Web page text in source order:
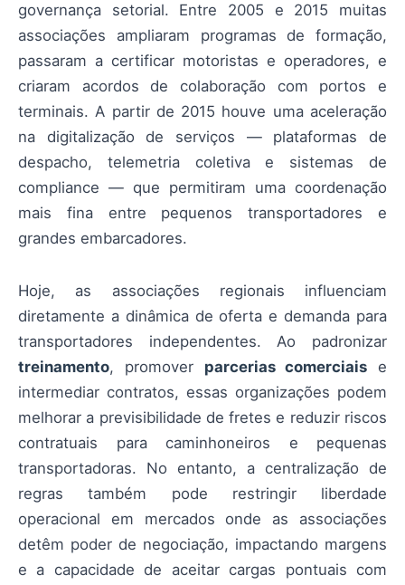
governança setorial. Entre 2005 e 2015 muitas
associações ampliaram programas de formação,
passaram a certificar motoristas e operadores, e
criaram acordos de colaboração com portos e
terminais. A partir de 2015 houve uma aceleração
na digitalização de serviços — plataformas de
despacho, telemetria coletiva e sistemas de
compliance — que permitiram uma coordenação
mais fina entre pequenos transportadores e
grandes embarcadores.
Hoje, as associações regionais influenciam
diretamente a dinâmica de oferta e demanda para
transportadores independentes. Ao padronizar
treinamento, promover parcerias comerciais e
intermediar contratos, essas organizações podem
melhorar a previsibilidade de fretes e reduzir riscos
contratuais para caminhoneiros e pequenas
transportadoras. No entanto, a centralização de
regras também pode restringir liberdade
operacional em mercados onde as associações
detêm poder de negociação, impactando margens
e a capacidade de aceitar cargas pontuais com